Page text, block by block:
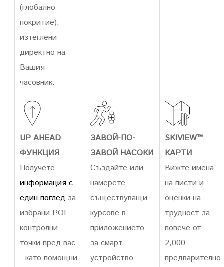
(глобално
покритие),
изтеглени
директно на
Вашия
часовник.
UP AHEAD
ФУНКЦИЯ
Получете
информация с
един поглед за
избрани POI
контролни
точки пред вас
- като помощни
ЗАВОЙ-ПО-
ЗАВОЙ НАСОКИ
Създайте или
намерете
съществуващи
курсове в
приложението
за смарт
устройство
SKIVIEW™
КАРТИ
Вижте имена
на писти и
оценки на
трудност за
повече от
2,000
предварително